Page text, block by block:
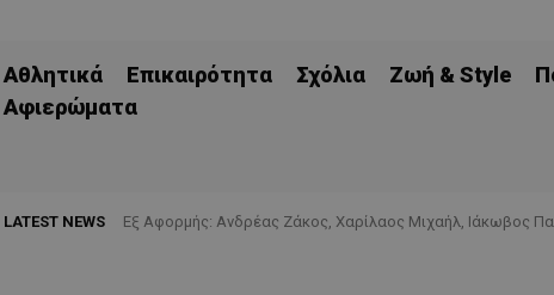
Αθλητικά Επικαιρότητα Σχόλια Ζωή & Style
Aφιερώματα
LATEST NEWS Εξ Αφορμής: Ανδρέας Ζάκος, Χαρίλαος Μιχαήλ, Ιάκωβος